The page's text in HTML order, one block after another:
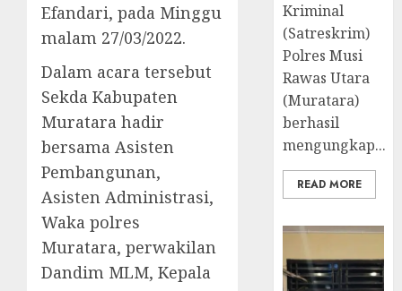
Efandari, pada Minggu
malam 27/03/2022.
Dalam acara tersebut
Sekda Kabupaten
Muratara hadir
bersama Asisten
Pembangunan,
Asisten Administrasi,
Waka polres
Muratara, perwakilan
Dandim MLM, Kepala
Kriminal
(Satreskrim)
Polres Musi
Rawas Utara
(Muratara)
berhasil
mengungkap...
READ MORE